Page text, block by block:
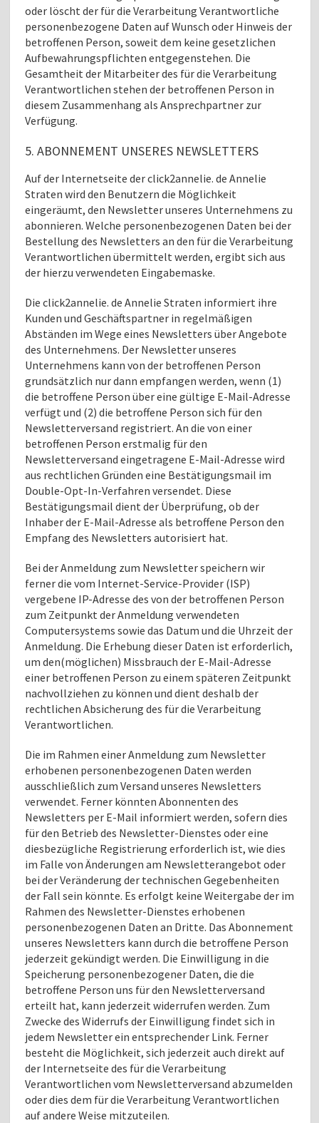
oder löscht der für die Verarbeitung Verantwortliche
personenbezogene Daten auf Wunsch oder Hinweis der
betroffenen Person, soweit dem keine gesetzlichen
Aufbewahrungspflichten entgegenstehen. Die
Gesamtheit der Mitarbeiter des für die Verarbeitung
Verantwortlichen stehen der betroffenen Person in
diesem Zusammenhang als Ansprechpartner zur
Verfügung.
5. ABONNEMENT UNSERES NEWSLETTERS
Auf der Internetseite der click2annelie. de Annelie
Straten wird den Benutzern die Möglichkeit
eingeräumt, den Newsletter unseres Unternehmens zu
abonnieren. Welche personenbezogenen Daten bei der
Bestellung des Newsletters an den für die Verarbeitung
Verantwortlichen übermittelt werden, ergibt sich aus
der hierzu verwendeten Eingabemaske.
Die click2annelie. de Annelie Straten informiert ihre
Kunden und Geschäftspartner in regelmäßigen
Abständen im Wege eines Newsletters über Angebote
des Unternehmens. Der Newsletter unseres
Unternehmens kann von der betroffenen Person
grundsätzlich nur dann empfangen werden, wenn (1)
die betroffene Person über eine gültige E-Mail-Adresse
verfügt und (2) die betroffene Person sich für den
Newsletterversand registriert. An die von einer
betroffenen Person erstmalig für den
Newsletterversand eingetragene E-Mail-Adresse wird
aus rechtlichen Gründen eine Bestätigungsmail im
Double-Opt-In-Verfahren versendet. Diese
Bestätigungsmail dient der Überprüfung, ob der
Inhaber der E-Mail-Adresse als betroffene Person den
Empfang des Newsletters autorisiert hat.
Bei der Anmeldung zum Newsletter speichern wir
ferner die vom Internet-Service-Provider (ISP)
vergebene IP-Adresse des von der betroffenen Person
zum Zeitpunkt der Anmeldung verwendeten
Computersystems sowie das Datum und die Uhrzeit der
Anmeldung. Die Erhebung dieser Daten ist erforderlich,
um den(möglichen) Missbrauch der E-Mail-Adresse
einer betroffenen Person zu einem späteren Zeitpunkt
nachvollziehen zu können und dient deshalb der
rechtlichen Absicherung des für die Verarbeitung
Verantwortlichen.
Die im Rahmen einer Anmeldung zum Newsletter
erhobenen personenbezogenen Daten werden
ausschließlich zum Versand unseres Newsletters
verwendet. Ferner könnten Abonnenten des
Newsletters per E-Mail informiert werden, sofern dies
für den Betrieb des Newsletter-Dienstes oder eine
diesbezügliche Registrierung erforderlich ist, wie dies
im Falle von Änderungen am Newsletterangebot oder
bei der Veränderung der technischen Gegebenheiten
der Fall sein könnte. Es erfolgt keine Weitergabe der im
Rahmen des Newsletter-Dienstes erhobenen
personenbezogenen Daten an Dritte. Das Abonnement
unseres Newsletters kann durch die betroffene Person
jederzeit gekündigt werden. Die Einwilligung in die
Speicherung personenbezogener Daten, die die
betroffene Person uns für den Newsletterversand
erteilt hat, kann jederzeit widerrufen werden. Zum
Zwecke des Widerrufs der Einwilligung findet sich in
jedem Newsletter ein entsprechender Link. Ferner
besteht die Möglichkeit, sich jederzeit auch direkt auf
der Internetseite des für die Verarbeitung
Verantwortlichen vom Newsletterversand abzumelden
oder dies dem für die Verarbeitung Verantwortlichen
auf andere Weise mitzuteilen.